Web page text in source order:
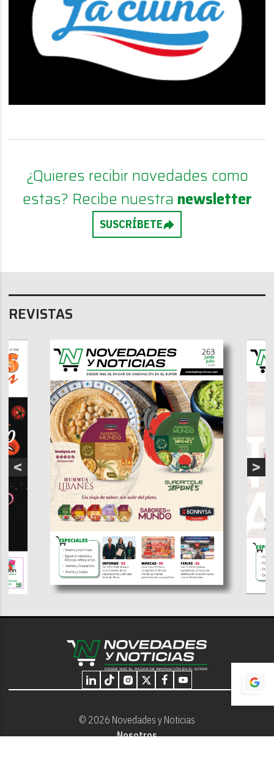
¿Quieres recibir novedades como
estas? Recibe nuestra newsletter
SUSCRÍBETE
REVISTAS
© 2026 Novedades y Noticias
Nosotros